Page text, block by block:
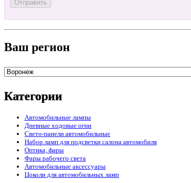
Ваш регион
Категории
Автомобильные лампы
Дневные ходовые огни
Свето-панели автомобильные
Набор ламп для подсветки салона автомобиля
Оптика, фары
Фары рабочего света
Автомобильные аксессуары
Цоколи для автомобильных ламп